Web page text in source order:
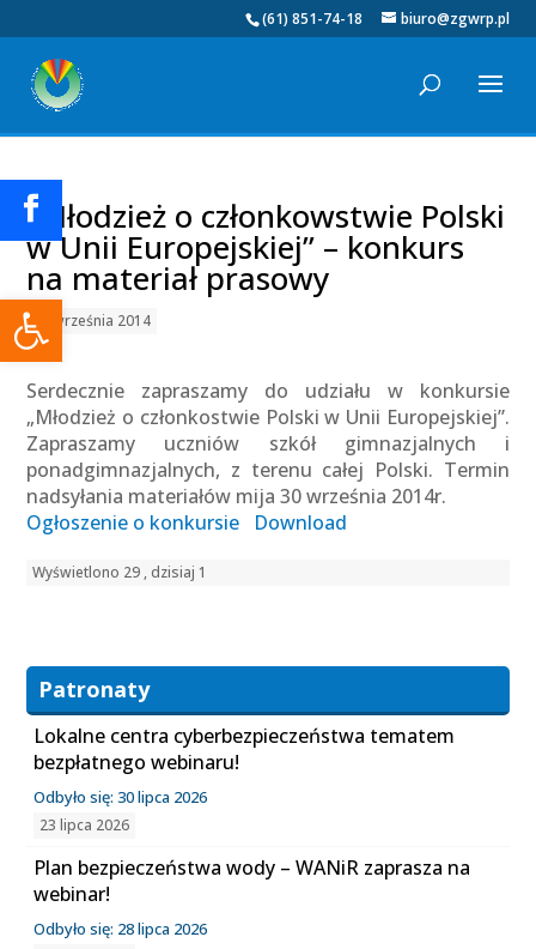
Otwórz pasek narzędzi
(61) 851-74-18 biuro@zgwrp.pl
„Młodzież o członkowstwie Polski
w Unii Europejskiej” – konkurs
na materiał prasowy
11 września 2014
Serdecznie zapraszamy do udziału w konkursie
„Młodzież o członkostwie Polski w Unii Europejskiej”.
Zapraszamy uczniów szkół gimnazjalnych i
ponadgimnazjalnych, z terenu całej Polski. Termin
nadsyłania materiałów mija 30 września 2014r.
Ogłoszenie o konkursie
Download
Wyświetlono 29 , dzisiaj 1
Patronaty
Lokalne centra cyberbezpieczeństwa tematem
bezpłatnego webinaru!
Odbyło się: 30 lipca 2026
23 lipca 2026
Plan bezpieczeństwa wody – WANiR zaprasza na
webinar!
Odbyło się: 28 lipca 2026